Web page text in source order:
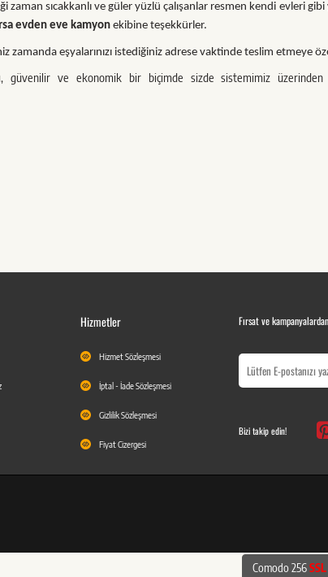
zaman sıcakkanlı ve güler yüzlü çalışanlar resmen kendi evleri gibi
evden eve kamyonekibine teşekkürler.
zamanda eşyalarınızı istediğiniz adrese vaktinde teslim etmeye
güvenilir ve ekonomik bir biçimde sizde sistemimiz
Hizmetler
Hizmet Sözleşmesi
İptal - İade Sözleşmesi
Gizlilik Sözleşmesi
Fiyat Cizergesi
Fırsat ve
Bizi takip edin!
Comodo 256SSL